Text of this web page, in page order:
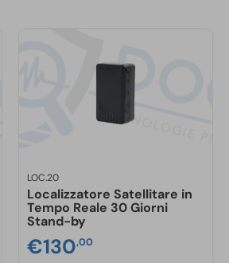
LOC.20
Localizzatore Satellitare in
Tempo Reale 30 Giorni
Stand-by
€130,00